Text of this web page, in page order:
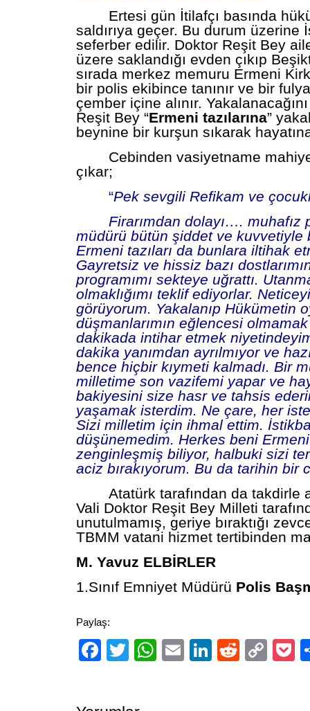
Ertesi gün İtilafçı basında
saldırıya geçer. Bu durum üzerine
seferber edilir. Doktor Reşit Bey
üzere saklandığı evden çıkıp
sırada merkez memuru Ermeni
bir polis ekibince tanınır ve bir
çember içine alınır.
Reşit Bey “Ermeni tazılarına”
beynine bir kurşun sıkarak
Cebinden vasiyetname
çıkar;
“Pek sevgili Refikam ve
Firarımdan dolayı…. muhafız
müdürü bütün şiddet ve kuvvetiyle
Ermeni tazıları da bunlara iltihak
Gayretsiz ve hissiz bazı
programımı sekteye uğrattı.
olmaklığımı teklif ediyorlar.
görüyorum. Yakalanıp Hükümetin
düşmanlarımın eğlencesi
dakikada intihar etmek
dakika yanımdan ayrılmıyor ve
bence hiçbir kıymeti kalmadı. Bir
milletime son vazifemi yapar ve
bakiyesini size hasr ve tahsis
yaşamak isterdim. Ne çare, her
Sizi milletim için ihmal ettim.
düşünemedim. Herkes beni
zenginleşmiş biliyor, halbuki sizi
aciz bırakıyorum. Bu da tarihin bir
Atatürk tarafından da takdirle
Vali Doktor Reşit Bey Milleti
unutulmamış, geriye bıraktığı
TBMM vatani hizmet tertibinden
M. Yavuz ELBİRLER
1.Sınıf Emniyet Müdürü Polis
Paylaş:
Facebook
TwitterWhatsApp
EmailLinkedIn
Reddit